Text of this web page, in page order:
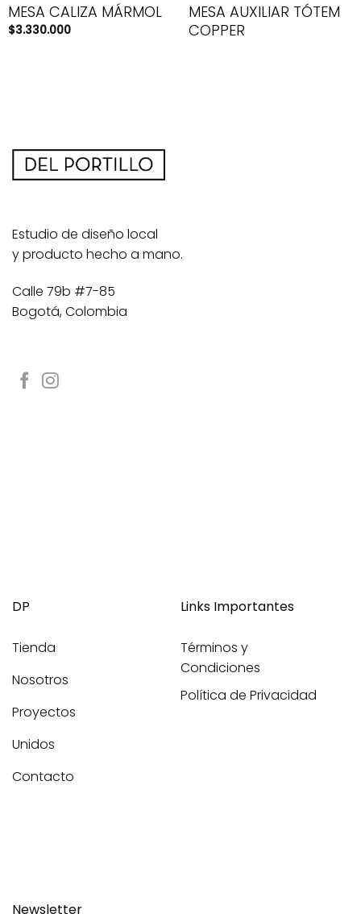
MESA CALIZA MÁRMOL
$3.330.000
MESA AUXILIAR TÓTEM
COPPER
Estudio de diseño local
y producto hecho a mano.
Calle 79b #7-85
Bogotá, Colombia
DP
Tienda
Nosotros
Proyectos
Unidos
Contacto
Links Importantes
Términos y
Condiciones
Política de Privacidad
Newsletter